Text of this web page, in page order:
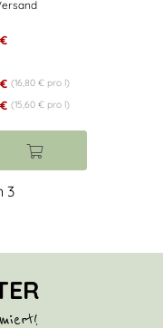
(16,80 € pro l)
(15,60 € pro l)
3